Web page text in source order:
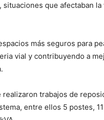
que afectaban
más seguros para
vial y contribuyendo a
trabajos de
entre ellos 5 postes,